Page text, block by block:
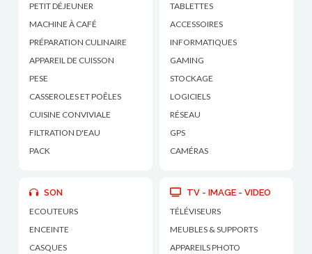
PETIT DÉJEUNER
MACHINE À CAFÉ
PRÉPARATION CULINAIRE
APPAREIL DE CUISSON
PESE
CASSEROLES ET POÊLES
CUISINE CONVIVIALE
FILTRATION D'EAU
PACK
TABLETTES
ACCESSOIRES
INFORMATIQUES
GAMING
STOCKAGE
LOGICIELS
RÉSEAU
GPS
CAMÉRAS
SON
ECOUTEURS
ENCEINTE
CASQUES
TV - IMAGE - VIDEO
TÉLÉVISEURS
MEUBLES & SUPPORTS
APPAREILS PHOTO